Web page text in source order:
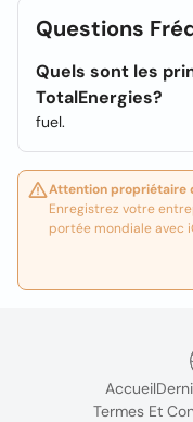
Questions
Quels sont les
TotalEnergies?
fuel.
Attention propriétaire
Enregistrez votre
portée mondiale avec
Accueil
Termes Et